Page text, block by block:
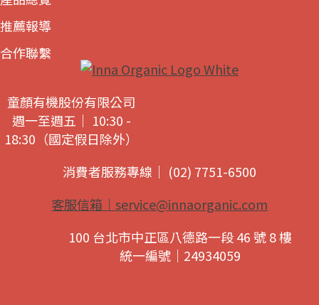
推薦報導
合作聯繫
童顏有機股份有限公司
週一至週五｜ 10:30 -
18:30（國定假日除外）
消費者服務專線｜ (02) 7751-6500
客服信箱｜ service@innaorganic.com
100 台北市中正區八德路一段 46 號 8 樓
統一編號｜24934059